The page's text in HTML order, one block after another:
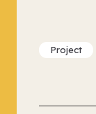
Project